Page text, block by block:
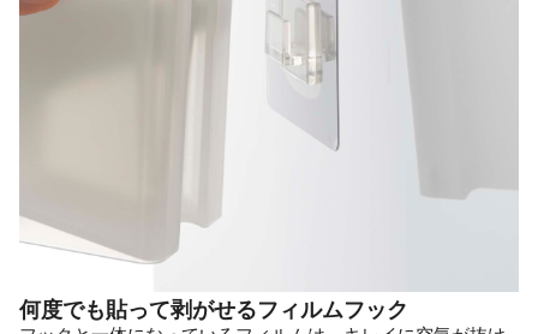
何度でも貼って剥がせるフィルムフック